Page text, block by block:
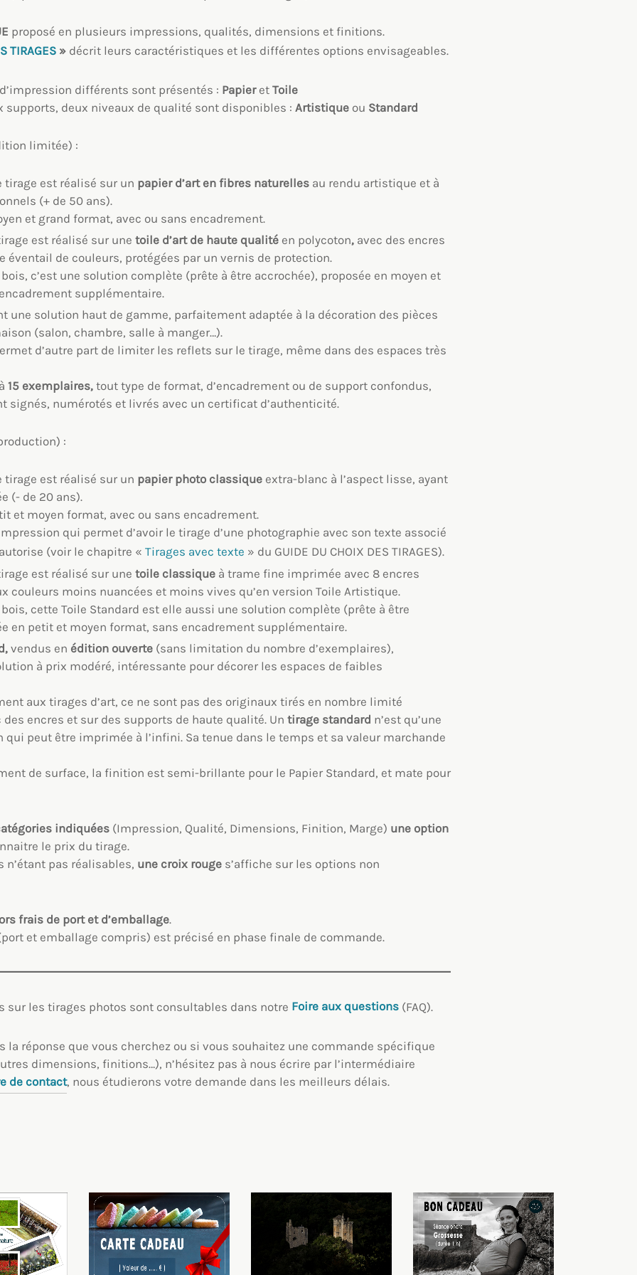
proposé en plusieurs impressions, qualités, dimensions et finitions.
TIRAGES » décrit leurs caractéristiques et les différentes options envisageables.
différents sont présentés : Papieret Toile
supports, deux niveaux de qualité sont disponibles : Artistique ou Standard
limitée) :
tirage est réalisé sur un papier d’art en fibres naturelles au rendu artistique et à
(+ de 50 ans).
et grand format, avec ou sans encadrement.
est réalisé sur une toile d’art de haute qualité en polycoton,avec des encres
éventail de couleurs, protégées par un vernis de protection.
c’est une solution complète (prête à être accrochée), proposée en moyen et
supplémentaire.
une solution haut de gamme, parfaitement adaptée à la décoration des pièces
(salon, chambre, salle à manger…).
d’autre part de limiter les reflets sur le tirage, même dans des espaces très
15 exemplaires, tout type de format, d’encadrement ou de support confondus,
signés, numérotés et livrés avec un certificat d’authenticité.
:
tirage est réalisé sur un papier photo classique extra-blanc à l’aspect lisse, ayant
(- de 20 ans).
et moyen format, avec ou sans encadrement.
qui permet d’avoir le tirage d’une photographie avec son texte associé
(voir le chapitre « Tirages avec texte » du GUIDE DU CHOIX DES TIRAGES).
est réalisé sur une toile classique à trame fine imprimée avec 8 encres
couleurs moins nuancées et moins vives qu’en version Toile Artistique.
cette Toile Standard est elle aussi une solution complète (prête à être
en petit et moyen format, sans encadrement supplémentaire.
vendus en édition ouverte(sans limitation du nombre d’exemplaires),
à prix modéré, intéressante pour décorer les espaces de faibles
aux tirages d’art, ce ne sont pas des originaux tirés en nombre limité
des encres et sur des supports de haute qualité. Un tirage standard n’est qu’une
peut être imprimée à l’infini. Sa tenue dans le temps et sa valeur marchande
de surface, la finition est semi-brillante pour le Papier Standard, et mate pour
indiquées (Impression, Qualité, Dimensions, Finition, Marge) une option
le prix du tirage.
pas réalisables, une croix rouge s’affiche sur les options non
frais de port et d’emballage.
et emballage compris) est précisé en phase finale de commande.
sur les tirages photos sont consultables dans notre Foire aux questions (FAQ).
la réponse que vous cherchez ou si vous souhaitez une commande spécifique
dimensions, finitions…), n’hésitez pas à nous écrire par l’intermédiaire
de contact, nous étudierons votre demande dans les meilleurs délais.